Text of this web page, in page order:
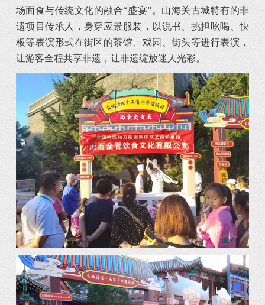
场面食与传统文化的融合“盛宴”。山海关古城特有的非
遗项目传承人，身穿应景服装，以说书、挑担吆喝、快
板等表演形式在街区的茶馆、戏园、街头等进行表演，
让游客全程共享非遗，让非遗绽放迷人光彩。